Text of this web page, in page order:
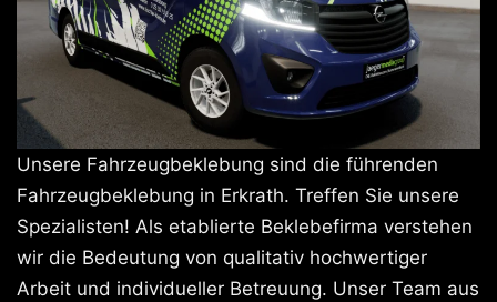
Unsere Fahrzeugbeklebung sind die führenden
Fahrzeugbeklebung in Erkrath. Treffen Sie unsere
Spezialisten! Als etablierte Beklebefirma verstehen
wir die Bedeutung von qualitativ hochwertiger
Arbeit und individueller Betreuung. Unser Team aus